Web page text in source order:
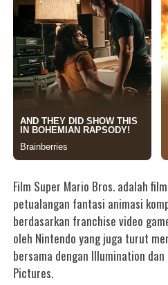
Film Super Mario Bros. adalah
petualangan fantasi animasi
berdasarkan franchise video
oleh Nintendo yang juga turut
bersama dengan Illumination
Pictures.